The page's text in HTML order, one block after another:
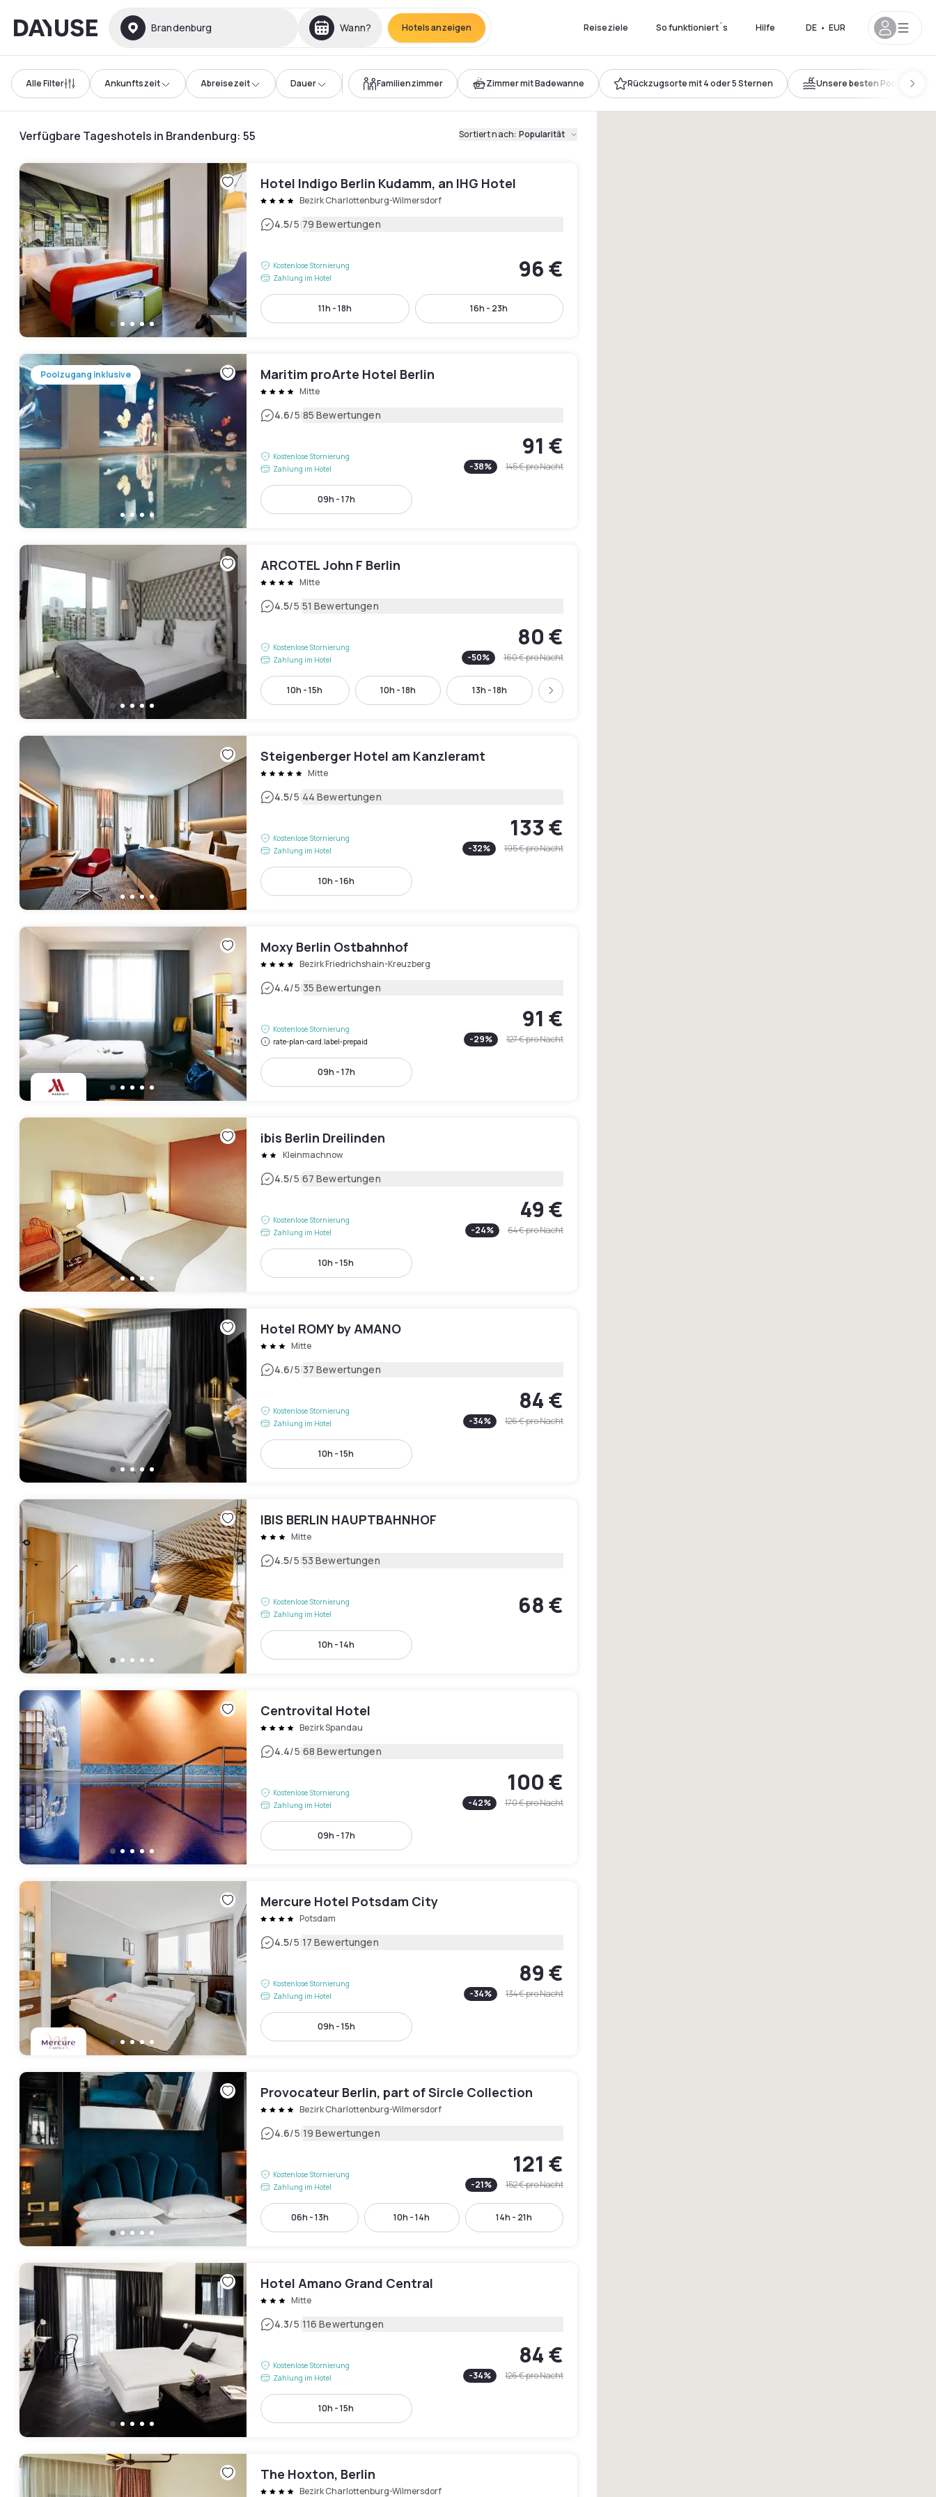
Dayuse Brandenburg Wann? Hotels anzeigen Reiseziele So funktioniert´s Hilfe DE • EUR
Alle Filter Ankunftszeit Abreisezeit Dauer Familienzimmer Zimmer mit Badewanne Rückzugsorte mit 4 oder 5 Sternen Unsere besten Pools
Verfügbare Tageshotels in Brandenburg: 55 Sortiert nach: Popularität
Hotel Indigo Berlin Kudamm, an IHG Hotel
Bezirk Charlottenburg-Wilmersdorf
4.5/5|79 Bewertungen
Kostenlose Stornierung
Zahlung im Hotel
96 €
11h - 18h 16h - 23h
Poolzugang inklusive Maritim proArte Hotel Berlin
Mitte
4.6/5|85 Bewertungen
Kostenlose Stornierung
Zahlung im Hotel
91 €
-38% 145 €pro Nacht
09h - 17h
ARCOTEL John F Berlin
Mitte
4.5/5|51 Bewertungen
Kostenlose Stornierung
Zahlung im Hotel
80 €
-50% 160 €pro Nacht
10h - 15h 10h - 18h 13h - 18h Weiter
Steigenberger Hotel am Kanzleramt
Mitte
4.5/5|44 Bewertungen
Kostenlose Stornierung
Zahlung im Hotel
133 €
-32% 195 €pro Nacht
10h - 16h
Moxy Berlin Ostbahnhof
Bezirk Friedrichshain-Kreuzberg
4.4/5|35 Bewertungen
Kostenlose Stornierung
rate-plan-card.label-prepaid
91 €
-29% 127 €pro Nacht
09h - 17h
ibis Berlin Dreilinden
Kleinmachnow
4.5/5|67 Bewertungen
Kostenlose Stornierung
Zahlung im Hotel
49 €
-24% 64 €pro Nacht
10h - 15h
Hotel ROMY by AMANO
Mitte
4.6/5|37 Bewertungen
Kostenlose Stornierung
Zahlung im Hotel
84 €
-34% 126 €pro Nacht
10h - 15h
IBIS BERLIN HAUPTBAHNHOF
Mitte
4.5/5|53 Bewertungen
Kostenlose Stornierung
Zahlung im Hotel
68 €
10h - 14h
Centrovital Hotel
Bezirk Spandau
4.4/5|68 Bewertungen
Kostenlose Stornierung
Zahlung im Hotel
100 €
-42% 170 €pro Nacht
09h - 17h
Mercure Hotel Potsdam City
Potsdam
4.5/5|17 Bewertungen
Kostenlose Stornierung
Zahlung im Hotel
89 €
-34% 134 €pro Nacht
09h - 15h
Provocateur Berlin, part of Sircle Collection
Bezirk Charlottenburg-Wilmersdorf
4.6/5|19 Bewertungen
Kostenlose Stornierung
Zahlung im Hotel
121 €
-21% 152 €pro Nacht
06h - 13h 10h - 14h 14h - 21h
Hotel Amano Grand Central
Mitte
4.3/5|116 Bewertungen
Kostenlose Stornierung
Zahlung im Hotel
84 €
-34% 126 €pro Nacht
10h - 15h
The Hoxton, Berlin
Bezirk Charlottenburg-Wilmersdorf